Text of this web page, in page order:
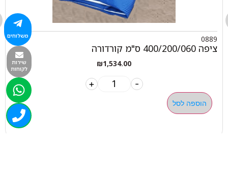
0889
ציפה 400/200/060 ס"מ קורדורה
₪1,534.00
-
+
הוספה לסל
משלוחים
שירות
לקוחות